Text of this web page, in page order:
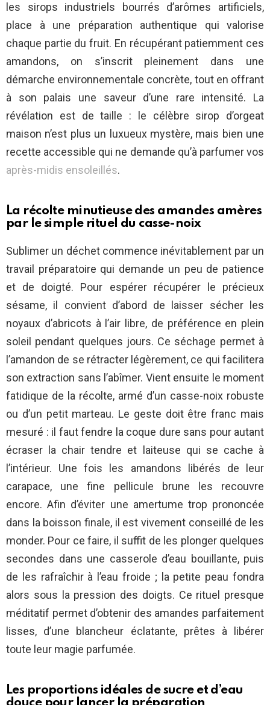
les sirops industriels bourrés d’arômes artificiels,
place à une préparation authentique qui valorise
chaque partie du fruit. En récupérant patiemment ces
amandons, on s’inscrit pleinement dans une
démarche environnementale concrète, tout en offrant
à son palais une saveur d’une rare intensité. La
révélation est de taille : le célèbre sirop d’orgeat
maison n’est plus un luxueux mystère, mais bien une
recette accessible qui ne demande qu’à parfumer vos
après-midis ensoleillés.
La récolte minutieuse des amandes amères
par le simple rituel du casse-noix
Sublimer un déchet commence inévitablement par un
travail préparatoire qui demande un peu de patience
et de doigté. Pour espérer récupérer le précieux
sésame, il convient d’abord de laisser sécher les
noyaux d’abricots à l’air libre, de préférence en plein
soleil pendant quelques jours. Ce séchage permet à
l’amandon de se rétracter légèrement, ce qui facilitera
son extraction sans l’abîmer. Vient ensuite le moment
fatidique de la récolte, armé d’un casse-noix robuste
ou d’un petit marteau. Le geste doit être franc mais
mesuré : il faut fendre la coque dure sans pour autant
écraser la chair tendre et laiteuse qui se cache à
l’intérieur. Une fois les amandons libérés de leur
carapace, une fine pellicule brune les recouvre
encore. Afin d’éviter une amertume trop prononcée
dans la boisson finale, il est vivement conseillé de les
monder. Pour ce faire, il suffit de les plonger quelques
secondes dans une casserole d’eau bouillante, puis
de les rafraîchir à l’eau froide ; la petite peau fondra
alors sous la pression des doigts. Ce rituel presque
méditatif permet d’obtenir des amandes parfaitement
lisses, d’une blancheur éclatante, prêtes à libérer
toute leur magie parfumée.
Les proportions idéales de sucre et d’eau